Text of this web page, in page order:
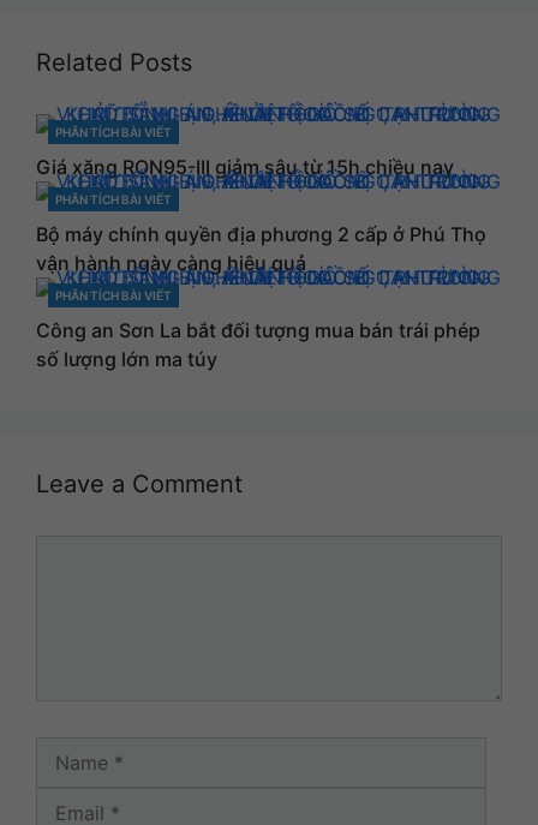
Related Posts
CATEGORIES
PHÂN TÍCH BÀI VIẾT
Giá xăng RON95-III giảm sâu từ 15h chiều nay
CATEGORIES
PHÂN TÍCH BÀI VIẾT
Bộ máy chính quyền địa phương 2 cấp ở Phú Thọ
vận hành ngày càng hiệu quả
CATEGORIES
PHÂN TÍCH BÀI VIẾT
Công an Sơn La bắt đối tượng mua bán trái phép
số lượng lớn ma túy
Leave a Comment
Name